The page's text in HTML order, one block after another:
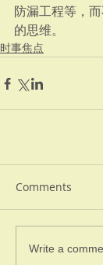
防漏工程等，
的思维。
时事焦点
Comments
Write a